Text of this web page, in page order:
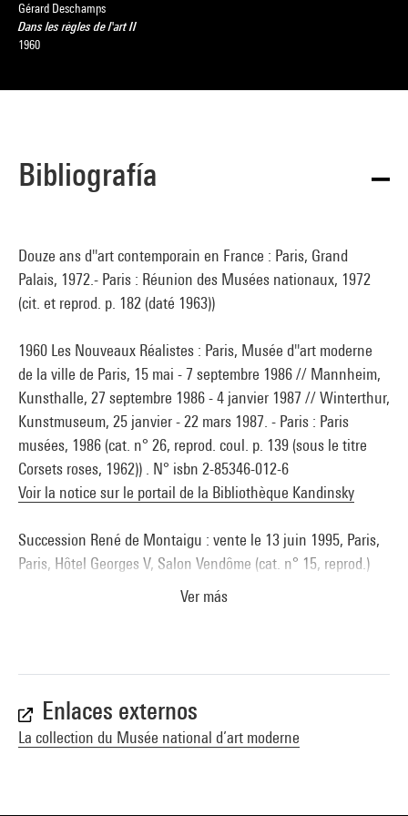
Gérard Deschamps
Dans les règles de l'art II
1960
Bibliografía
Douze ans d''art contemporain en France : Paris, Grand
Palais, 1972.- Paris : Réunion des Musées nationaux, 1972
(cit. et reprod. p. 182 (daté 1963))
1960 Les Nouveaux Réalistes : Paris, Musée d''art moderne
de la ville de Paris, 15 mai - 7 septembre 1986 // Mannheim,
Kunsthalle, 27 septembre 1986 - 4 janvier 1987 // Winterthur,
Kunstmuseum, 25 janvier - 22 mars 1987. - Paris : Paris
musées, 1986 (cat. n° 26, reprod. coul. p. 139 (sous le titre
Corsets roses, 1962)) . N° isbn 2-85346-012-6
Voir la notice sur le portail de la Bibliothèque Kandinsky
Succession René de Montaigu : vente le 13 juin 1995, Paris,
Paris, Hôtel Georges V, Salon Vendôme (cat. n° 15, reprod.)
Voir la notice sur le portail de la Bibliothèque Kandinsky
Made in France 1947 1997 : Petit journal accrochage du
Ver más
Enlaces externos
La collection du Musée national d’art moderne